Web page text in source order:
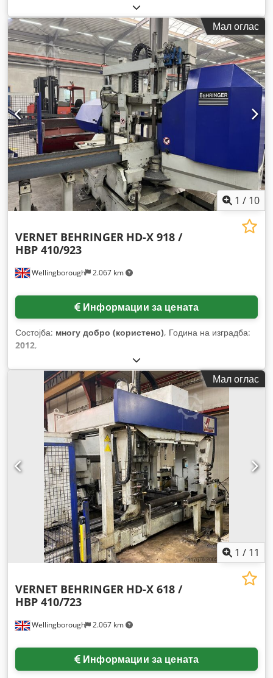
Мал оглас
1 / 10
Wellingborough 2.067 km
VERNET BEHRINGER HD-X 918 /
HBP 410/923
Информации за цената
Состојба: многу добро (користено), Година на изградба:
2012,
Мал оглас
1 / 11
Wellingborough 2.067 km
VERNET BEHRINGER HD-X 618 /
HBP 410/723
Информации за цената